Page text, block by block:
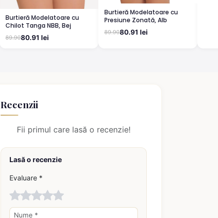
Burtieră Modelatoare cu
Chilot Tanga NBB, Bej
89.9080.91 lei
Burtieră Modelatoare cu
Presiune Zonată, Alb
89.9080.91 lei
Recenzii
Fii primul care lasă o recenzie!
Lasă o recenzie
Evaluare *